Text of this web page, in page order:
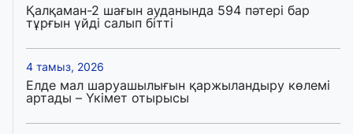
Қалқаман-2 шағын ауданында 594 пәтері бар
тұрғын үйді салып бітті
4 тамыз, 2026
Елде мал шаруашылығын қаржыландыру көлемі
артады – Үкімет отырысы